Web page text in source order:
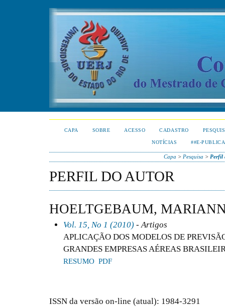
CAPA SOBRE ACESSO CADASTRO
NOTÍCIAS ##E-
Capa > Pesquisa > Perfil
PERFIL DO AUTOR
HOELTGEBAUM,
Vol. 15, No 1 (2010) - Artigos
APLICAÇÃO DOS MODELOS DE
GRANDES EMPRESAS AÉREAS
RESUMO PDF
ISSN da versão on-line (atual): 1984-3291